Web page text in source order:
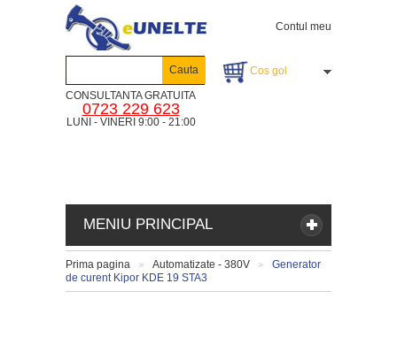
Contul meu
Cos gol
MENIU PRINCIPAL
CONSULTANTA GRATUITA
0723 229 623
LUNI - VINERI 9:00 - 21:00
Cauta
Prima pagina
>
Automatizate - 380V
Generator
de curent Kipor KDE 19 STA3